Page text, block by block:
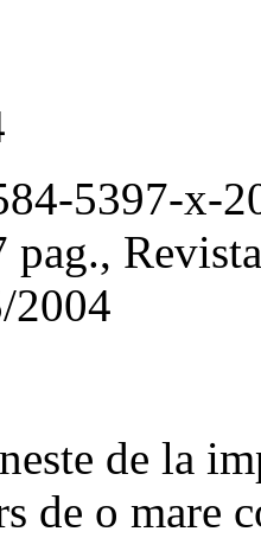
5397-x-
2004
de la
de o mare